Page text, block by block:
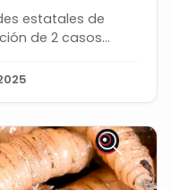
estatales de
de 2 casos